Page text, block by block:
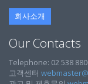
회사소개
Our Contacts
Telephone: 02 538
고객센터